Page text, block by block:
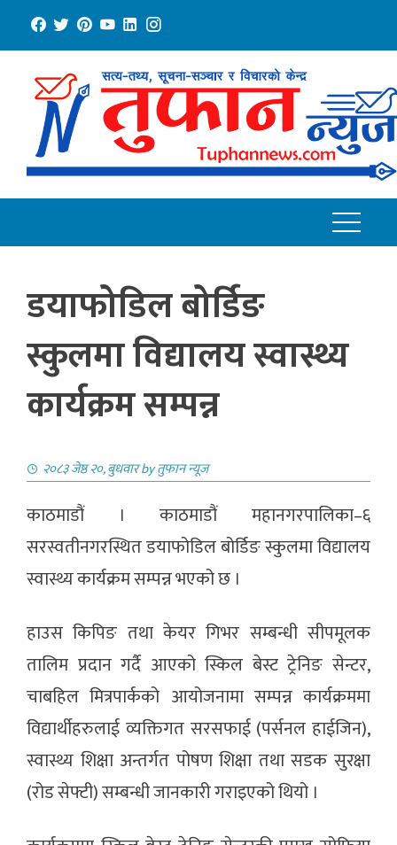
content
डयाफोडिल बोर्डिङ
स्कुलमा विद्यालय स्वास्थ्य
कार्यक्रम सम्पन्न
२०८३ जेष्ठ २०, बुधवारbyतुफान न्यूज
काठमाडौं । काठमाडौं महानगरपालिका–६
सरस्वतीनगरस्थित डयाफोडिल बोर्डिङ स्कुलमा विद्यालय
स्वास्थ्य कार्यक्रम सम्पन्न भएको छ ।
हाउस किपिङ तथा केयर गिभर सम्बन्धी सीपमूलक
तालिम प्रदान गर्दै आएको स्किल बेस्ट ट्रेनिङ सेन्टर,
चाबहिल मित्रपार्कको आयोजनामा सम्पन्न कार्यक्रममा
विद्यार्थीहरुलाई व्यक्तिगत सरसफाई (पर्सनल हाईजिन),
स्वास्थ्य शिक्षा अन्तर्गत पोषण शिक्षा तथा सडक सुरक्षा
(रोड सेफ्टी) सम्बन्धी जानकारी गराइएको थियो ।